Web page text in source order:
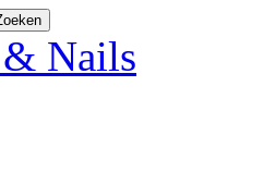
Nails